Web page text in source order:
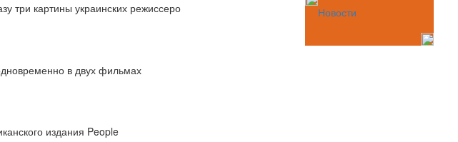
три картины украинских режиссеро
в двух фильмах
издания People
Новости